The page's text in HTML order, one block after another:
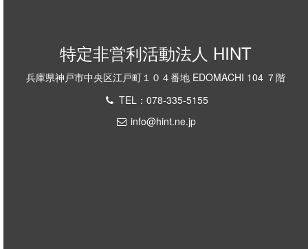
特定非営利活動法人 HINT
兵庫県神戸市中央区江戸町１０４番地 EDOMACHI 104 ７階
TEL：078-335-5155
info@hint.ne.jp